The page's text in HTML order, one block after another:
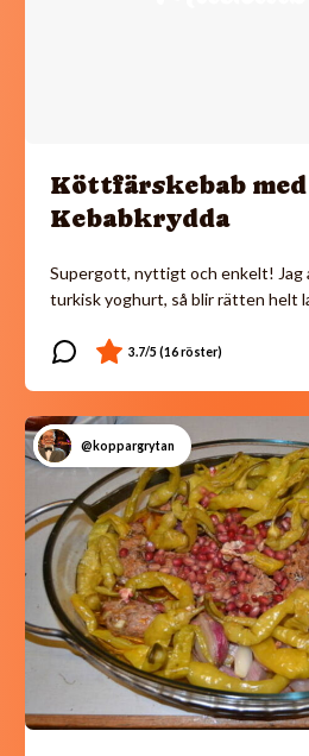
Köttfärskebab
Kebabkrydda
Supergott, nyttigt och enkelt! Jag
turkisk yoghurt, så blir rätten helt
@koppargrytan